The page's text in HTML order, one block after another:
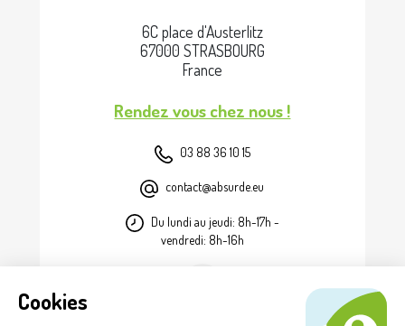
6C place d'Austerlitz
67000 STRASBOURG
France
Rendez vous chez nous !
03 88 36 10 15
contact@absurde.eu
Du lundi au jeudi: 8h-17h -
vendredi: 8h-16h